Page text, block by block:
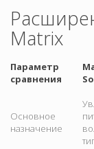
Matrix
Параметр
сравнения
Основное
назначение